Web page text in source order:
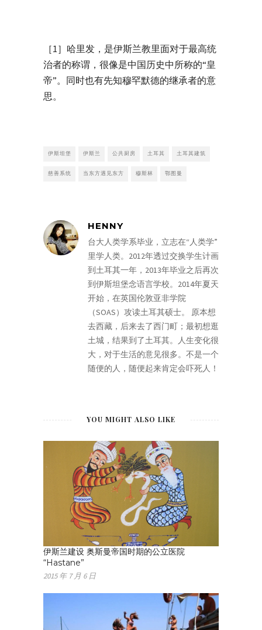
［1］哈里发，是伊斯兰教里面对于最高统
治者的称谓，很像是中国历史中所称的“皇
帝”。同时也有先知穆罕默德的继承者的意
思。
伊斯坦堡 伊斯兰 公共厨房 土耳其 土耳其建筑
慈善系统 当东方遇见东方 穆斯林 鄂图曼
HENNY
台大人类学系毕业，立志在“人类学”
里学人类。2012年透过交换学生计画
到土耳其一年，2013年毕业之后再次
到伊斯坦堡念语言学校。2014年夏天
开始，在英国伦敦亚非学院
（SOAS）攻读土耳其硕士。 原本想
去西藏，后来去了西门町；最初想逛
土城，结果到了土耳其。人生变化很
大，对于生活的意见很多。不是一个
随便的人，随便起来肯定会吓死人！
YOU MIGHT ALSO LIKE
伊斯兰建设 奥斯曼帝国时期的公立医院
“Hastane”
2015 年 7 月 6 日